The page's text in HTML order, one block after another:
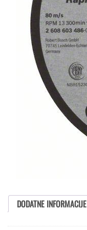
DODATNE INFORMACIJE